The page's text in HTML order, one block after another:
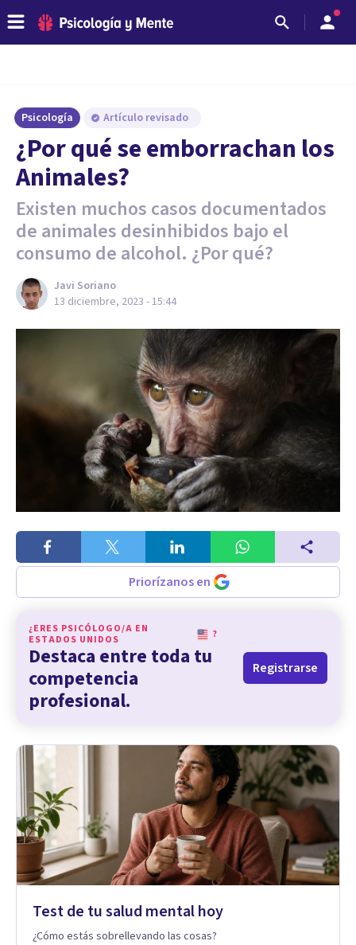
Psicología Artículo revisado
¿Por qué se emborrachan los
Animales?
Existen muchos casos documentados
de animales desinhibidos bajo el
consumo de alcohol. ¿Por qué?
Javi Soriano
13 diciembre, 2023 - 15:44
Priorízanos en
¿ERES PSICÓLOGO/A EN
ESTADOS UNIDOS
?
Destaca entre toda tu
competencia
profesional.
Registrarse
Test de tu salud mental hoy
¿Cómo estás sobrellevando las cosas?